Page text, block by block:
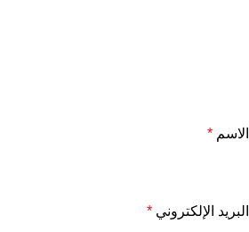
الاسم *
البريد الإلكتروني *